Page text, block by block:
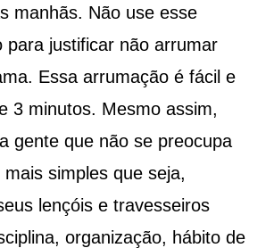
manhãs. Não use esse
para justificar não arrumar
Essa arrumação é fácil e
3 minutos. Mesmo assim,
gente que não se preocupa
simples que seja,
lençóis e travesseiros
organização, hábito de